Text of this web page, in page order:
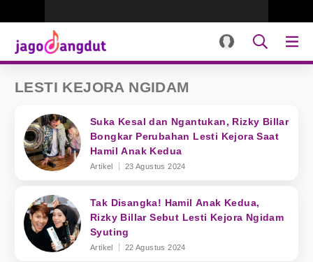
LESTI KEJORA NGIDAM
Suka Kesal dan Ngantukan, Rizky Billar
Bongkar Perubahan Lesti Kejora Saat
Hamil Anak Kedua
Artikel 23 Agustus 2024
Tak Disangka! Hamil Anak Kedua,
Rizky Billar Sebut Lesti Kejora Ngidam
Syuting
Artikel 22 Agustus 2024